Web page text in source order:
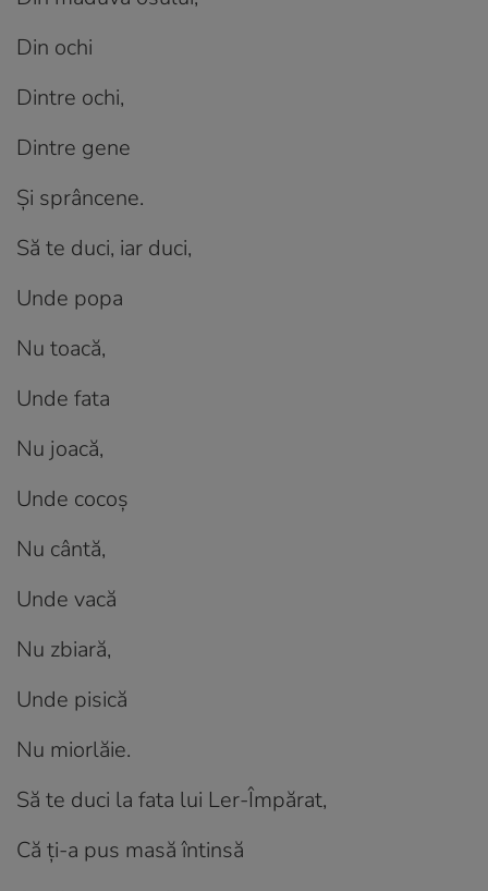
Din ochi
Dintre ochi,
Dintre gene
Și sprâncene.
Să te duci, iar duci,
Unde popa
Nu toacă,
Unde fata
Nu joacă,
Unde cocoș
Nu cântă,
Unde vacă
Nu zbiară,
Unde pisică
Nu miorlăie.
Să te duci la fata lui Ler-Împărat,
Că ți-a pus masă întinsă